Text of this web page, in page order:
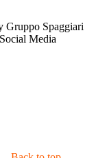
Gruppo Spaggiari
Media